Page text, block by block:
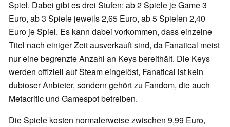
Spiel. Dabei gibt es drei Stufen: ab 2 Spiele je Game 3
Euro, ab 3 Spiele jeweils 2,65 Euro, ab 5 Spielen 2,40
Euro je Spiel. Es kann dabei vorkommen, dass einzelne
Titel nach einiger Zeit ausverkauft sind, da Fanatical meist
nur eine begrenzte Anzahl an Keys bereithält. Die Keys
werden offiziell auf Steam eingelöst, Fanatical ist kein
dubioser Anbieter, sondern gehört zu Fandom, die auch
Metacritic und Gamespot betreiben.
Die Spiele kosten normalerweise zwischen 9,99 Euro,